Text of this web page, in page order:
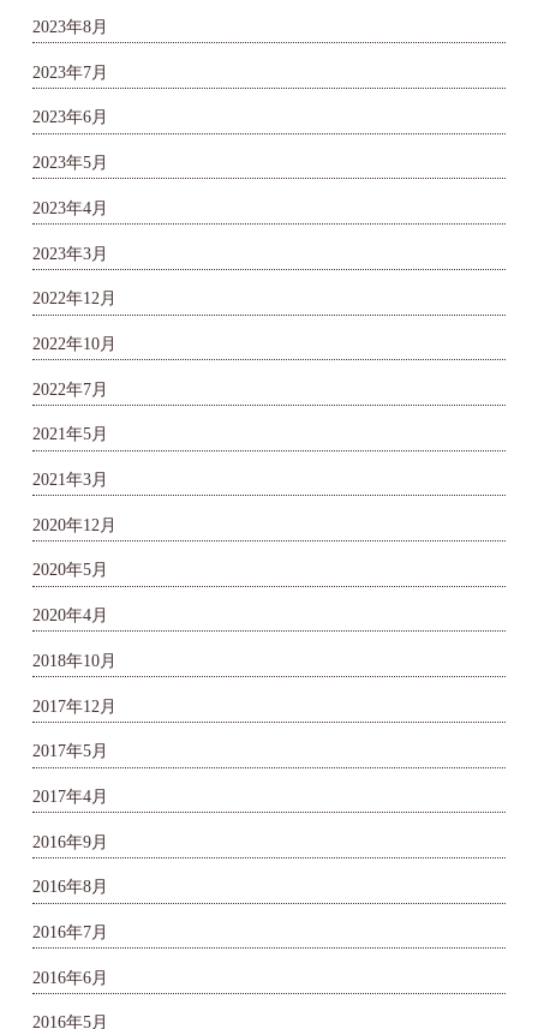
2023年8月
2023年7月
2023年6月
2023年5月
2023年4月
2023年3月
2022年12月
2022年10月
2022年7月
2021年5月
2021年3月
2020年12月
2020年5月
2020年4月
2018年10月
2017年12月
2017年5月
2017年4月
2016年9月
2016年8月
2016年7月
2016年6月
2016年5月